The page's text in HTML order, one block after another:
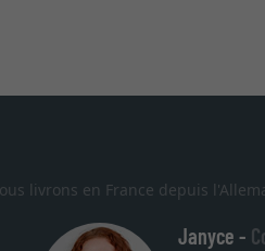
livrons en France depuis
Janyce -